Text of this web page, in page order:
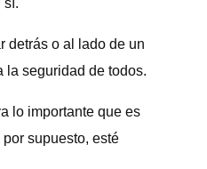
sí.
detrás o al lado de un
la seguridad de todos.
lo importante que es
supuesto, esté